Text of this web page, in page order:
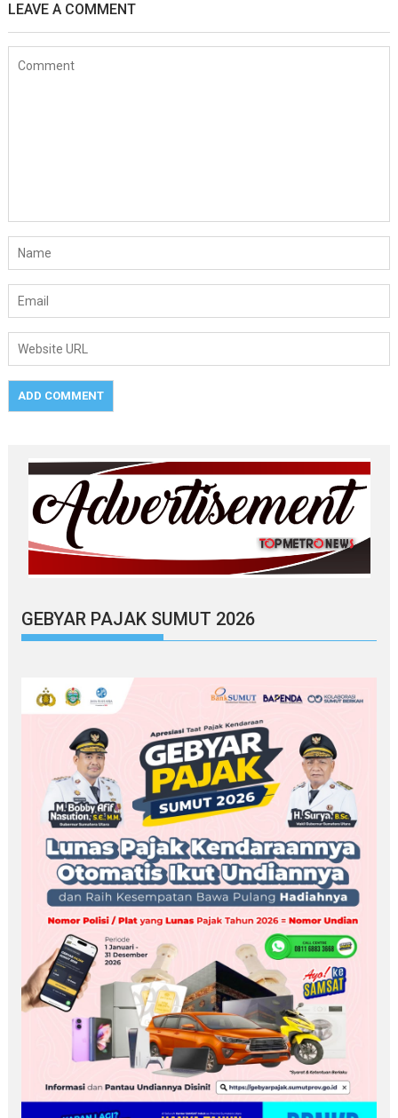
LEAVE A COMMENT
GEBYAR PAJAK SUMUT 2026